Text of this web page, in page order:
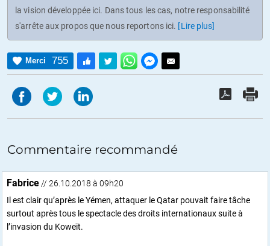
la vision développée ici. Dans tous les cas, notre responsabilité
s'arrête aux propos que nous reportons ici. [Lire plus]
Merci 755
Commentaire recommandé
Fabrice // 26.10.2018 à 09h20
Il est clair qu’après le Yémen, attaquer le Qatar pouvait faire tâche
surtout après tous le spectacle des droits internationaux suite à
l’invasion du Koweït.